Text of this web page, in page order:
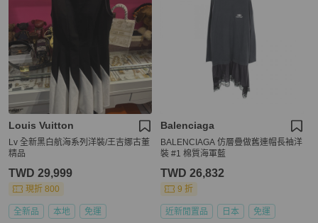
Louis Vuitton
Lv 全新黑白航海系列洋裝/王吉娜古董
精品
TWD 29,999
現折 800
全新品 本地 免運
Balenciaga
BALENCIAGA 仿層疊做舊連帽長袖洋
裝 #1 棉質海軍藍
TWD 26,832
9 折
近新閒置品 日本 免運